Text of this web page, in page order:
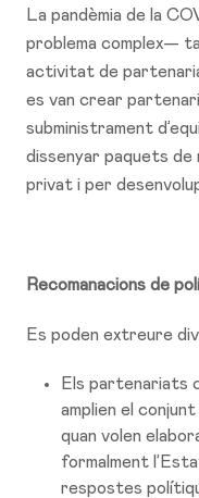
La pandèmia de la
problema complex—
activitat de
es van crear
subministrament
dissenyar paquets
privat i per
Recomanacions de
Es poden extreure
Els partenariats
amplien el
quan volen
formalment
respostes